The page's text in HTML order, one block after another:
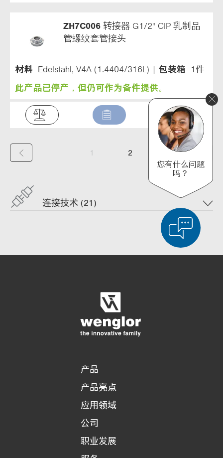
ZH7C006 转接器 G1/2" CIP 乳制品
管螺纹套管接头
材料 Edelstahl, V4A (1.4404/316L) 包装箱 1件
此产品已停产，但仍可作为备件提供。
1
r
n
2
连接技术 (21)
您有什么问题
吗？
产品
产品亮点
应用领域
公司
职业发展